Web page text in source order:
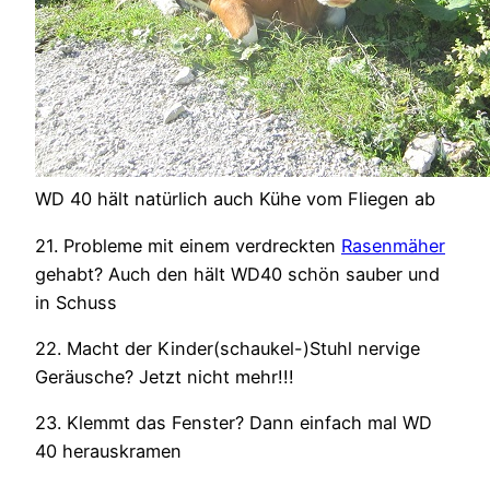
WD 40 hält natürlich auch Kühe vom Fliegen ab
21. Probleme mit einem verdreckten Rasenmäher
gehabt? Auch den hält WD40 schön sauber und
in Schuss
22. Macht der Kinder(schaukel-)Stuhl nervige
Geräusche? Jetzt nicht mehr!!!
23. Klemmt das Fenster? Dann einfach mal WD
40 herauskramen